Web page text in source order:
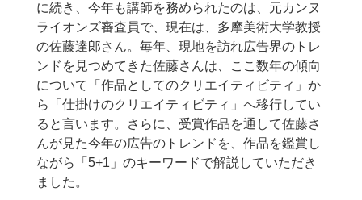
に続き、今年も講師を務められたのは、元カンヌ
ライオンズ審査員で、現在は、多摩美術大学教授
の佐藤達郎さん。毎年、現地を訪れ広告界のトレ
ンドを見つめてきた佐藤さんは、ここ数年の傾向
について「作品としてのクリエイティビティ」か
ら「仕掛けのクリエイティビティ」へ移行してい
ると言います。さらに、受賞作品を通して佐藤さ
んが見た今年の広告のトレンドを、作品を鑑賞し
ながら「5+1」のキーワードで解説していただき
ました。